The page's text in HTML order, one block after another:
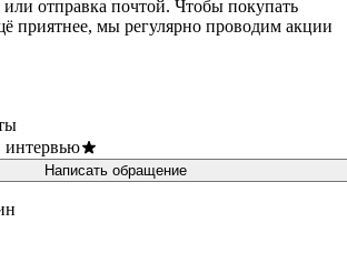
или отправка почтой. Чтобы покупать
приятнее, мы регулярно проводим акции
интервью
Написать обращение